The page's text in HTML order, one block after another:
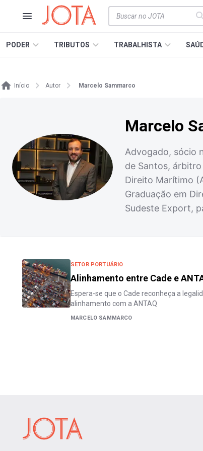
PODER TRIBUTOS TRABALHISTA
Início Autor Marcelo Sammarco
Marcelo
Advogado, sócio
de Santos,
Direito Marítimo
Graduação em
Sudeste Export,
SETOR PORTUÁRIO
Alinhamento entre Cade e
Espera-se que o Cade reconheça a
alinhamento com a ANTAQ
MARCELO SAMMARCO